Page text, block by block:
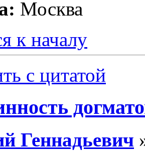
Москва
к началу
с цитатой
Геннадьевич